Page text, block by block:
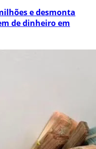
e desmonta
de dinheiro em